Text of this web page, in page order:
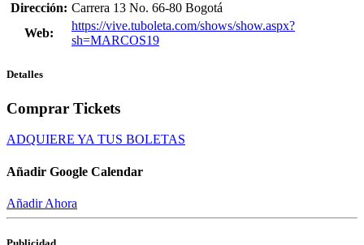
Dirección: Carrera 13 No. 66-80 Bogotá
Web:
https://vive.tuboleta.com/shows/show.aspx?
sh=MARCOS19
Detalles
Comprar Tickets
ADQUIERE YA TUS BOLETAS
Añadir Google Calendar
Añadir Ahora